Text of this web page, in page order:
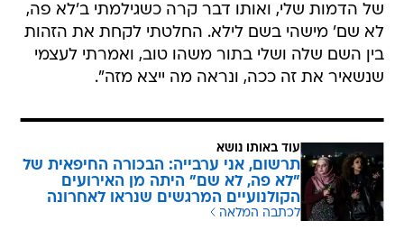
של הדמות שלי, ואותו דבר קרה כשגילמתי ב'לא פה,
לא שם' מישהי בשם לילא. החלטתי לקחת את הזהות
בין השם שלה ושלי בתור משהו טוב, ואמרתי לעצמי
שנשאיר את זה ככה, ונראה מה ייצא מזה".
עוד באותו נושא
תרשום, אני ערבייה: הבכורה החיפאית של
"לא פה, לא שם" היתה מן האירועים
הקולנועיים המרגשים שנראו לאחרונה
לכתבה המלאה